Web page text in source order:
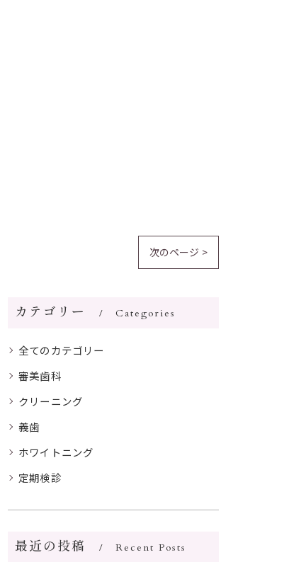
次のページ >
カテゴリー Categories
全てのカテゴリー
審美歯科
クリーニング
義歯
ホワイトニング
定期検診
最近の投稿 Recent Posts